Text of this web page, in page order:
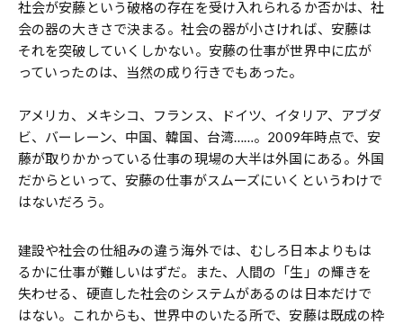
社会が安藤という破格の存在を受け入れられるか否かは、社
会の器の大きさで決まる。社会の器が小さければ、安藤は
それを突破していくしかない。安藤の仕事が世界中に広が
っていったのは、当然の成り行きでもあった。
アメリカ、メキシコ、フランス、ドイツ、イタリア、アブダ
ビ、バーレーン、中国、韓国、台湾……。2009年時点で、安
藤が取りかかっている仕事の現場の大半は外国にある。外国
だからといって、安藤の仕事がスムーズにいくというわけで
はないだろう。
建設や社会の仕組みの違う海外では、むしろ日本よりもは
るかに仕事が難しいはずだ。また、人間の「生」の輝きを
失わせる、硬直した社会のシステムがあるのは日本だけで
はない。これからも、世界中のいたる所で、安藤は既成の枠